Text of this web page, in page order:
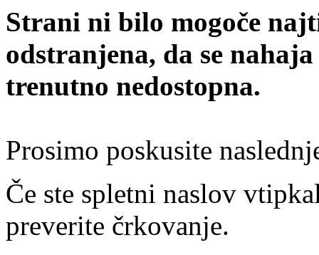
Strani ni bilo mogoče
odstranjena, da se
trenutno nedostopna.
Prosimo poskusite
Če ste spletni naslov
preverite črkovanje.